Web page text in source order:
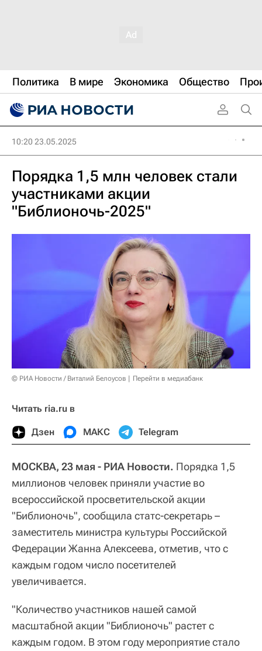
Политика В мире Экономика Общество
10:20 23.05.2025
Порядка 1,5 млн человек стали
участниками акции
"Библионочь-2025"
© РИА Новости / Виталий Белоусов Перейти в медиабанк
Читать ria.ru в
Дзен МАКС Telegram
МОСКВА, 23 мая - РИА Новости. Порядка 1,5
миллионов человек приняли участие во
всероссийской просветительской акции
"Библионочь", сообщила статс-секретарь –
заместитель министра культуры Российской
Федерации Жанна Алексеева, отметив, что с
каждым годом число посетителей
увеличивается.
"Количество участников нашей самой
масштабной акции "Библионочь" растет с
каждым годом. В этом году мероприятие стало